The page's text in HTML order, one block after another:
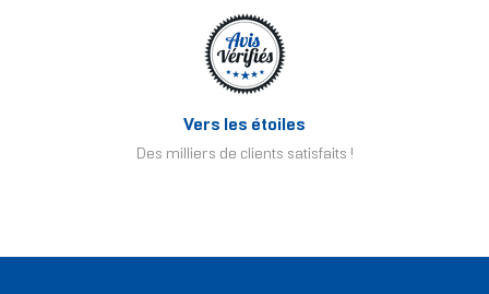
Vers les étoiles
Des milliers de clients satisfaits !